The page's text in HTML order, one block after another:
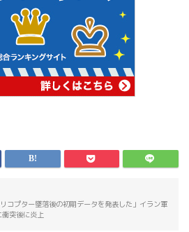
コプター墜落後の初期データを発表した」イラン軍
突後に炎上